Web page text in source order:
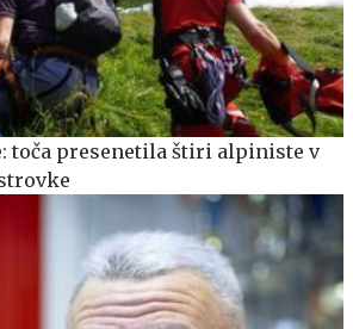
toča presenetila štiri alpiniste v